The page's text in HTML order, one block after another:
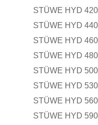
STÜWE HYD
STÜWE HYD
STÜWE HYD
STÜWE HYD
STÜWE HYD
STÜWE HYD
STÜWE HYD
STÜWE HYD